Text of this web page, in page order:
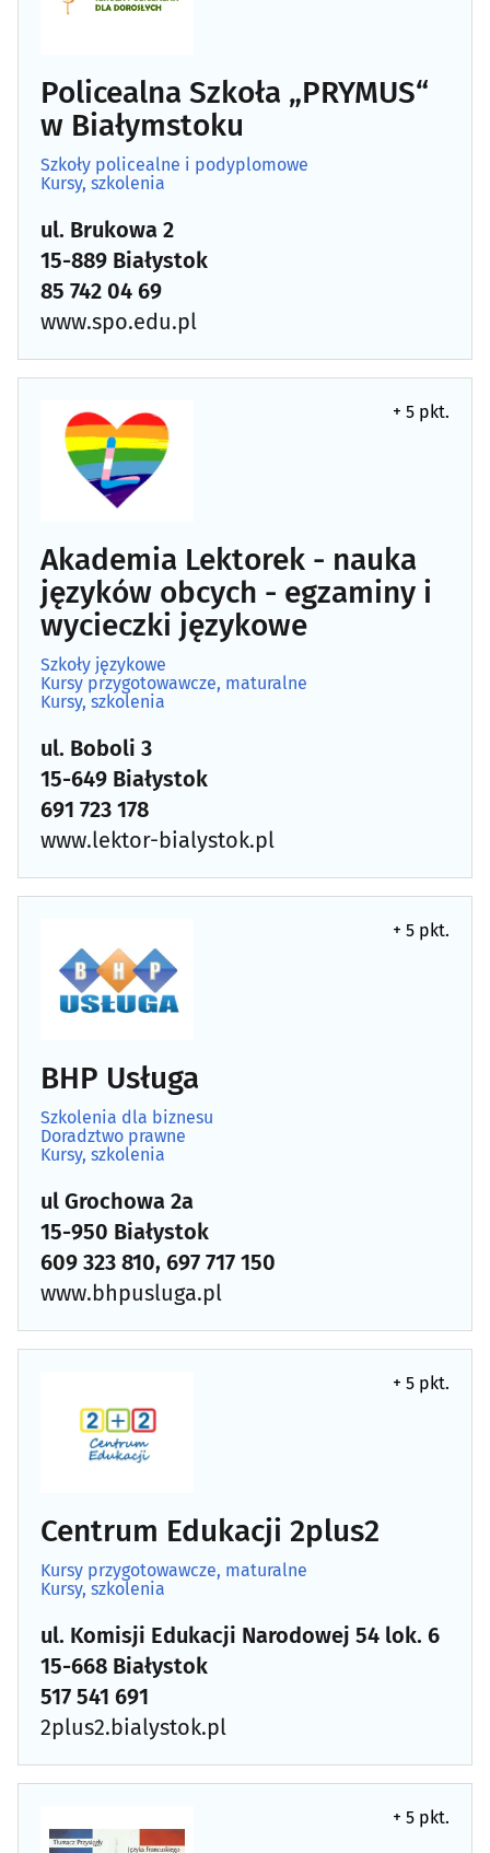
Policealna Szkoła „PRYMUS“
w Białymstoku
Szkoły policealne i podyplomowe
Kursy, szkolenia
ul. Brukowa 2
15-889 Białystok
85 742 04 69
www.spo.edu.pl
+ 5 pkt.
Akademia Lektorek - nauka
języków obcych - egzaminy i
wycieczki językowe
Szkoły językowe
Kursy przygotowawcze, maturalne
Kursy, szkolenia
ul. Boboli 3
15-649 Białystok
691 723 178
www.lektor-bialystok.pl
+ 5 pkt.
BHP Usługa
Szkolenia dla biznesu
Doradztwo prawne
Kursy, szkolenia
ul Grochowa 2a
15-950 Białystok
609 323 810, 697 717 150
www.bhpusluga.pl
+ 5 pkt.
Centrum Edukacji 2plus2
Kursy przygotowawcze, maturalne
Kursy, szkolenia
ul. Komisji Edukacji Narodowej 54 lok. 6
15-668 Białystok
517 541 691
2plus2.bialystok.pl
+ 5 pkt.